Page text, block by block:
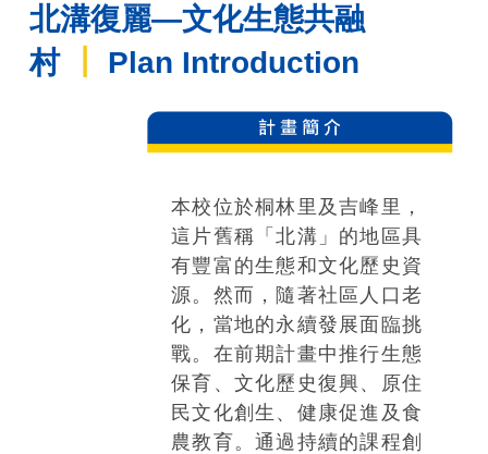
北溝復麗—文化生態共融
村
Plan Introduction
本校位於桐林里及吉峰里，
這片舊稱「北溝」的地區具
有豐富的生態和文化歷史資
源。然而，隨著社區人口老
化，當地的永續發展面臨挑
戰。在前期計畫中推行生態
保育、文化歷史復興、原住
民文化創生、健康促進及食
農教育。通過持續的課程創